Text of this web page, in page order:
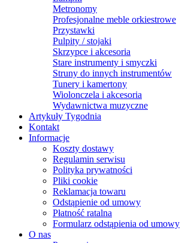
Metronomy
Profesjonalne meble orkiestrowe
Przystawki
Pulpity / stojaki
Skrzypce i akcesoria
Stare instrumenty i smyczki
Struny do innych instrumentów
Tunery i kamertony
Wiolonczela i akcesoria
Wydawnictwa muzyczne
Artykuły Tygodnia
Kontakt
Informacje
Koszty dostawy
Regulamin serwisu
Polityka prywatności
Pliki cookie
Reklamacja towaru
Odstąpienie od umowy
Płatność ratalna
Formularz odstąpienia od umowy
O nas